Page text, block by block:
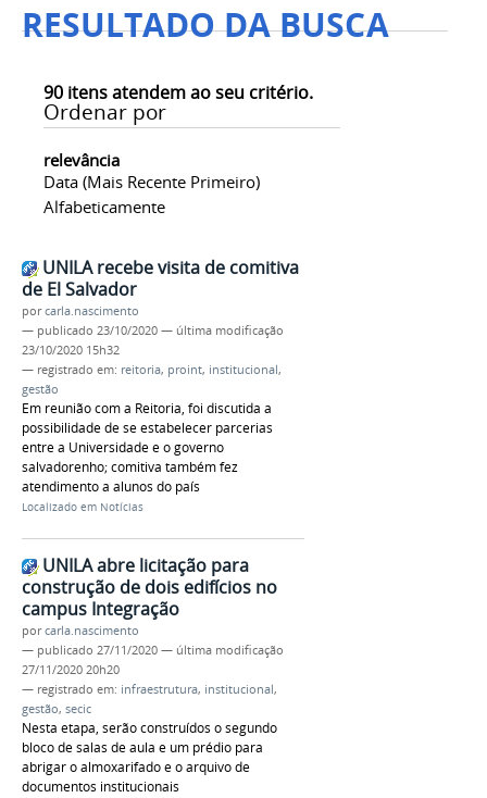
RESULTADO DA BUSCA
90 itens atendem ao seu critério.
Ordenar por
relevância
Data (mais Recente Primeiro)
Alfabeticamente
UNILA recebe visita de comitiva
de El Salvador
porcarla.nascimento
— publicado 23/10/2020 — última modificação
23/10/2020 15h32
— registrado em: reitoria, proint, institucional,
gestão
Em reunião com a Reitoria, foi discutida a
possibilidade de se estabelecer parcerias
entre a Universidade e o governo
salvadorenho; comitiva também fez
atendimento a alunos do país
Localizado em Notícias
UNILA abre licitação para
construção de dois edifícios no
campus Integração
porcarla.nascimento
— publicado 27/11/2020 — última modificação
27/11/2020 20h20
— registrado em: infraestrutura, institucional,
gestão, secic
Nesta etapa, serão construídos o segundo
bloco de salas de aula e um prédio para
abrigar o almoxarifado e o arquivo de
documentos institucionais